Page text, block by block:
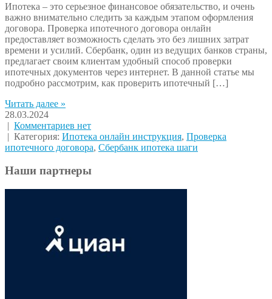
Ипотека – это серьезное финансовое обязательство, и очень
важно внимательно следить за каждым этапом оформления
договора. Проверка ипотечного договора онлайн
предоставляет возможность сделать это без лишних затрат
времени и усилий. Сбербанк, один из ведущих банков страны,
предлагает своим клиентам удобный способ проверки
ипотечных документов через интернет. В данной статье мы
подробно рассмотрим, как проверить ипотечный […]
Читать далее »
28.03.2024
| Комментариев нет
| Категория: Ипотека онлайн инструкция, Проверка
ипотечного договора, Сбербанк ипотека шаги
Наши партнеры